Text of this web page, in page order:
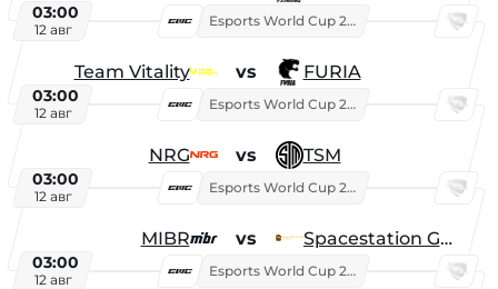
03:00
12 авг
Esports World Cup 2026
Team Vitality vs FURIA
03:00
12 авг
Esports World Cup 2026
NRG vs TSM
03:00
12 авг
Esports World Cup 2026
MIBR vs Spacestation Gaming
03:00
12 авг
Esports World Cup 2026